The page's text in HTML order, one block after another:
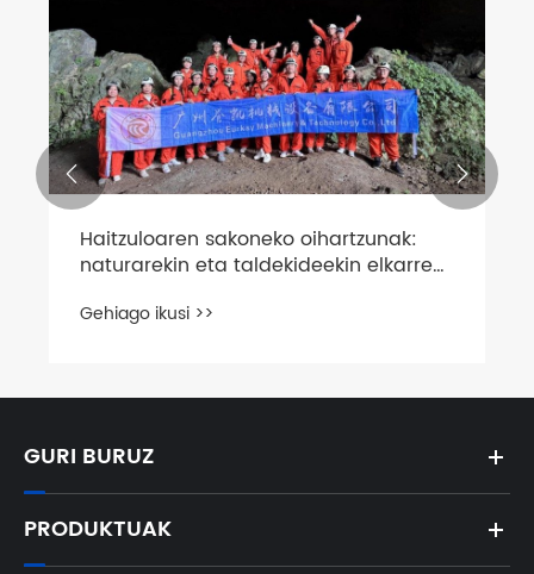
Haitzuloaren sakoneko oihartzunak:
naturarekin eta taldekideekin elkarren
Gehiago ikusi >>
 
GURI BURUZ
PRODUKTUAK